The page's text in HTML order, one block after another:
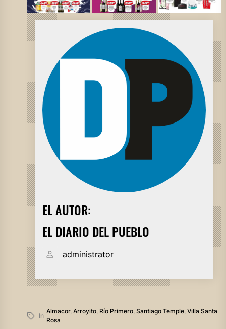
EL AUTOR:
EL DIARIO DEL PUEBLO
administrator
In
Almacor, Arroyito, Río Primero, Santiago Temple, Villa Santa
Rosa